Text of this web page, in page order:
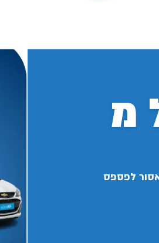
מ
לפספס